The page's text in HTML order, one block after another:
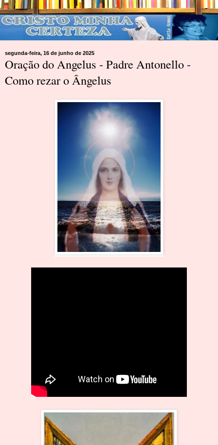
segunda-feira, 16 de junho de 2025
Oração do Angelus - Padre Antonello -
Como rezar o Ângelus